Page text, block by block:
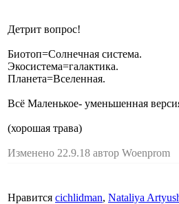
Детрит вопрос!
Биотоп=Солнечная система.
Экосистема=галактика.
Планета=Вселенная.
Всё Маленькое- уменьшенная
(хорошая трава)
Изменено 22.9.18 автор Woenprom
Нравится cichlidman, Nataliya